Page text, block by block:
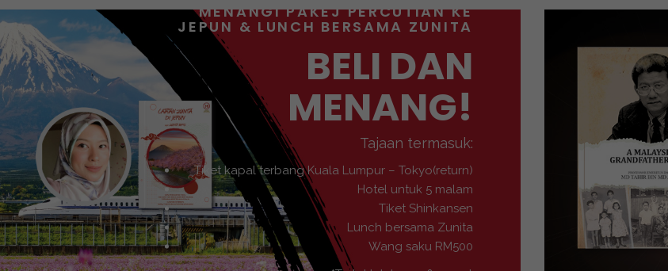
MENANGI PAKEJ PERCUTIAN KE
JEPUN & LUNCH BERSAMA ZUNITA
BELI DAN
MENANG!
Tajaan termasuk:
Tiket kapal terbang Kuala Lumpur – Tokyo(return)
Hotel untuk 5 malam
Tiket Shinkansen
Lunch bersama Zunita
Wang saku RM500